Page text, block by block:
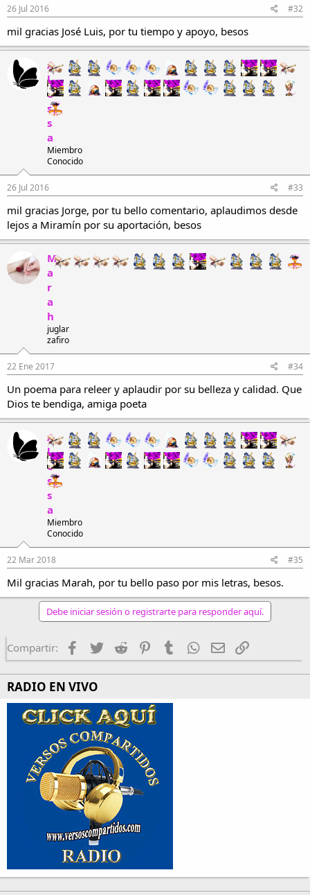
26 Jul 2016 #32
mil gracias José Luis, por tu tiempo y apoyo, besos
A
l
e
s
s
a
Miembro
Conocido
26 Jul 2016 #33
mil gracias Jorge, por tu bello comentario, aplaudimos desde
lejos a Miramín por su aportación, besos
M
a
r
a
h
juglar
zafiro
22 Ene 2017 #34
Un poema para releer y aplaudir por su belleza y calidad. Que
Dios te bendiga, amiga poeta
A
l
e
s
s
a
Miembro
Conocido
22 Mar 2018 #35
Mil gracias Marah, por tu bello paso por mis letras, besos.
Debe iniciar sesión o registrarte para responder aquí.
Compartir: Facebook
TwitterReddit PinterestTumblrWhatsApp
EmailEnlace
RADIO EN VIVO